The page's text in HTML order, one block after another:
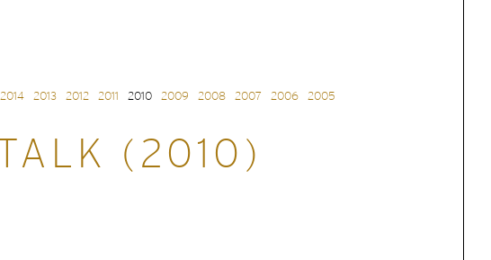
2014 2013 2012 2011 2010 2009 2008 2007 2006 2005
TALK (2010)